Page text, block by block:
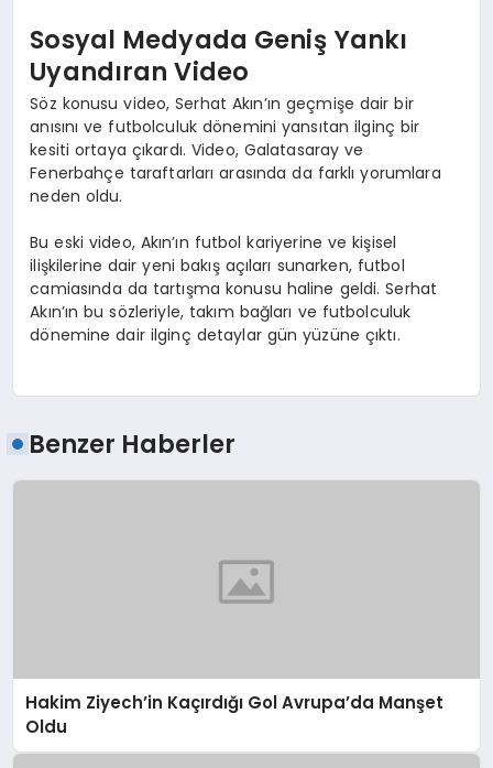
Sosyal Medyada Geniş Yankı
Uyandıran Video
Söz konusu video, Serhat Akın’ın geçmişe dair bir
anısını ve futbolculuk dönemini yansıtan ilginç bir
kesiti ortaya çıkardı. Video, Galatasaray ve
Fenerbahçe taraftarları arasında da farklı yorumlara
neden oldu.
Bu eski video, Akın’ın futbol kariyerine ve kişisel
ilişkilerine dair yeni bakış açıları sunarken, futbol
camiasında da tartışma konusu haline geldi. Serhat
Akın’ın bu sözleriyle, takım bağları ve futbolculuk
dönemine dair ilginç detaylar gün yüzüne çıktı.
Benzer Haberler
Hakim Ziyech’in Kaçırdığı Gol Avrupa’da Manşet
Oldu